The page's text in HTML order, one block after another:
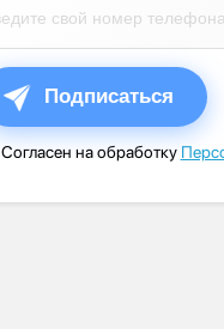
Подписаться
Согласен на обработку